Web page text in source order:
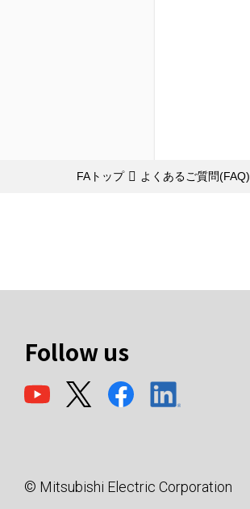
FAトップ よくあるご質問(FAQ)
Follow us
© Mitsubishi Electric Corporation